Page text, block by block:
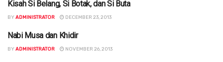
DAKWAH
Kisah Si Belang, Si Botak, dan Si Buta
BY ADMINISTRATOR DECEMBER 23, 2013
DAKWAH
Nabi Musa dan Khidir
BY ADMINISTRATOR NOVEMBER 26, 2013